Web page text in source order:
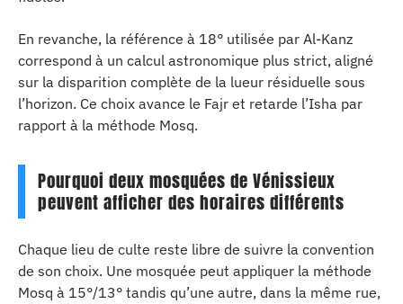
En revanche, la référence à 18° utilisée par Al-Kanz
correspond à un calcul astronomique plus strict, aligné
sur la disparition complète de la lueur résiduelle sous
l’horizon. Ce choix avance le Fajr et retarde l’Isha par
rapport à la méthode Mosq.
Pourquoi deux mosquées de Vénissieux
peuvent afficher des horaires différents
Chaque lieu de culte reste libre de suivre la convention
de son choix. Une mosquée peut appliquer la méthode
Mosq à 15°/13° tandis qu’une autre, dans la même rue,